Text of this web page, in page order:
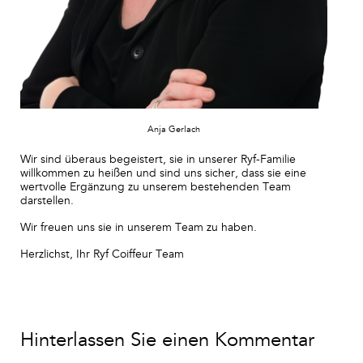
Anja Gerlach
Wir sind überaus begeistert, sie in unserer Ryf-Familie
willkommen zu heißen und sind uns sicher, dass sie eine
wertvolle Ergänzung zu unserem bestehenden Team
darstellen.
Wir freuen uns sie in unserem Team zu haben.
Herzlichst, Ihr Ryf Coiffeur Team
Hinterlassen Sie einen Kommentar